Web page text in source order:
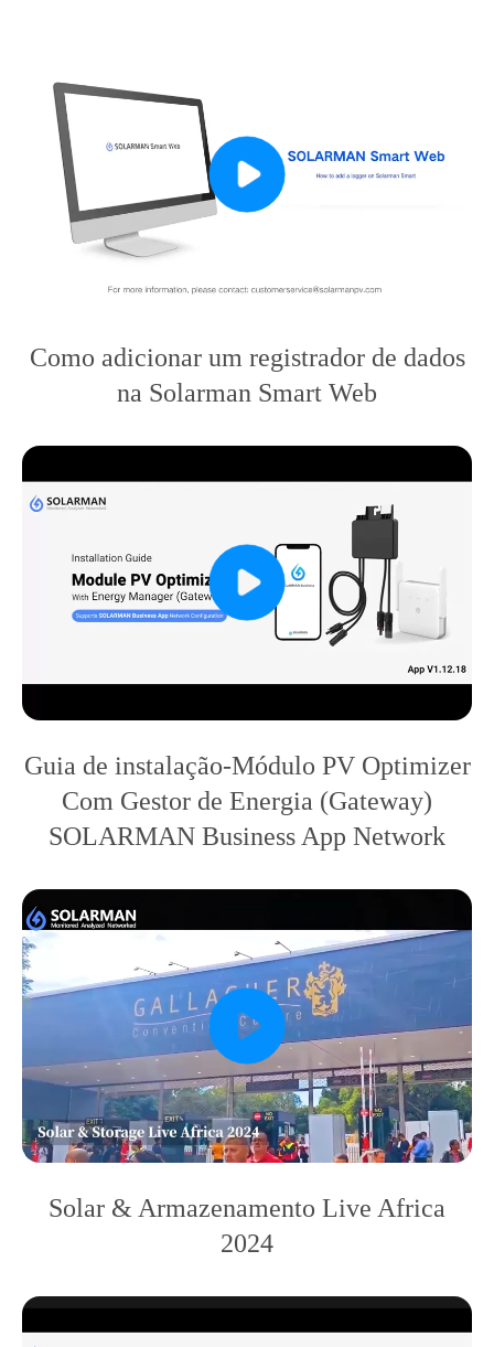
Como adicionar um registrador de dados
na Solarman Smart Web
Guia de instalação-Módulo PV Optimizer
Com Gestor de Energia (Gateway)
SOLARMAN Business App Network
Solar & Armazenamento Live Africa
2024